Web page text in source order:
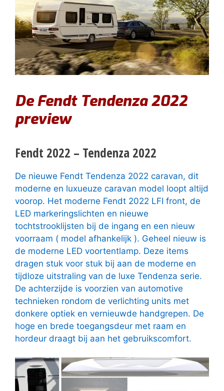
De Fendt Tendenza 2022
preview
Fendt 2022 – Tendenza 2022
De nieuwe Fendt Tendenza 2022 caravan, dit
moderne en luxueuze caravan model loopt altijd
voorop. Het moderne Fendt 2022 LFI front, de
LED markeringslichten en nieuwe
tochtstrooklijsten bij de ingang en een nieuw
voorraam ( model afhankelijk ). Geheel nieuw is
de moderne LED voortentlamp. Deze items
dragen stuk voor stuk bij aan de moderne en
tijdloze uitstraling van de luxe Tendenza serie.
De achterzijde is voorzien van automotive
technieken rondom de verlichting units met
donkere optiek en vernieuwde handgrepen. De
hoge en brede toegangsdeur met raam en
hordeur draagt bij aan het gebruikscomfort.